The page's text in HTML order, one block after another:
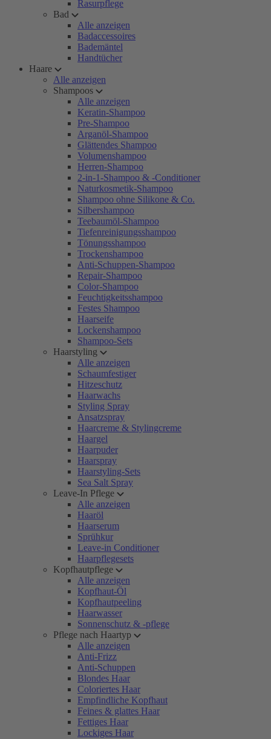
Rasurpflege
Bad
Alle anzeigen
Badaccessoires
Bademäntel
Handtücher
Haare
Alle anzeigen
Shampoos
Alle anzeigen
Keratin-Shampoo
Pre-Shampoo
Arganöl-Shampoo
Glättendes Shampoo
Volumenshampoo
Herren-Shampoo
2-in-1-Shampoo & -Conditioner
Naturkosmetik-Shampoo
Shampoo ohne Silikone & Co.
Silbershampoo
Teebaumöl-Shampoo
Tiefenreinigungsshampoo
Tönungsshampoo
Trockenshampoo
Anti-Schuppen-Shampoo
Repair-Shampoo
Color-Shampoo
Feuchtigkeitsshampoo
Festes Shampoo
Haarseife
Lockenshampoo
Shampoo-Sets
Haarstyling
Alle anzeigen
Schaumfestiger
Hitzeschutz
Haarwachs
Styling Spray
Ansatzspray
Haarcreme & Stylingcreme
Haargel
Haarpuder
Haarspray
Haarstyling-Sets
Sea Salt Spray
Leave-In Pflege
Alle anzeigen
Haaröl
Haarserum
Sprühkur
Leave-in Conditioner
Haarpflegesets
Kopfhautpflege
Alle anzeigen
Kopfhaut-Öl
Kopfhautpeeling
Haarwasser
Sonnenschutz & -pflege
Pflege nach Haartyp
Alle anzeigen
Anti-Frizz
Anti-Schuppen
Blondes Haar
Coloriertes Haar
Empfindliche Kopfhaut
Feines & glattes Haar
Fettiges Haar
Lockiges Haar